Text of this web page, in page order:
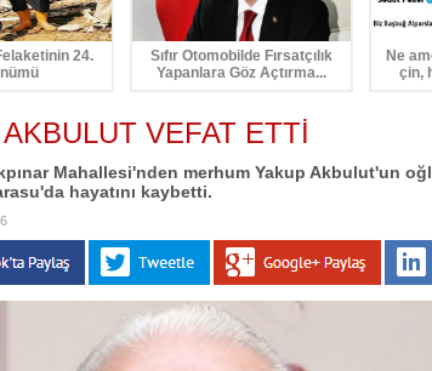
24.
Sıfır Otomobilde Fırsatçılık
Yapanlara Göz Açtırma...
Ne
çin,
VEFAT ETTİ
Mahallesi'nden merhum Yakup Akbulut'un
hayatını kaybetti.